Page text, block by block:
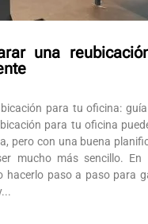
una
para tu oficina:
para tu oficina
pero con una buena
mucho más sencillo.
hacerlo paso a paso para